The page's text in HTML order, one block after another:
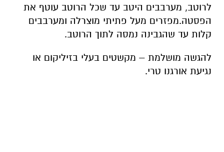
לרוטב, מערבבים היטב עד שכל הרוטב עוטף את
הפסטה.מפזרים מעל פתיתי מוצרלה ומערבבים
קלות עד שהגבינה נמסה לתוך הרוטב.
להגשה מושלמת – מקשטים בעלי בזיליקום או
נגיעת אורגנו טרי.